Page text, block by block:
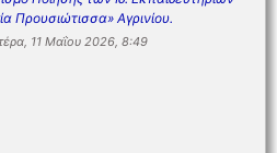
Προυσιώτισσα» Αγρινίου.
11 Μαΐου 2026, 8:49